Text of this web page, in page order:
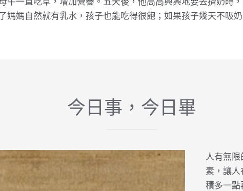
媽媽自然就有乳水，孩子也能吃得很飽；如果孩子幾天不吸
今日事，今日畢
人有無限
素，讓
積多一點